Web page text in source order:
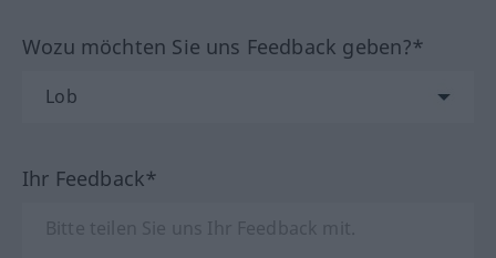
Wozu möchten Sie uns Feedback geben?*
Ihr Feedback*